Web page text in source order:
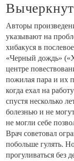
Авторы
указывают на
хибакуся в
«Черный дождь»
центре
пожилая пара и их
когда ехал на
спустя несколько
болезнью и не
не могли себе
Врач советовал
побольше гулять.
прогуливаться без